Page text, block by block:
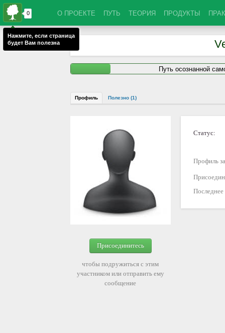
О ПРОЕКТЕ ПУТЬ ТЕОРИЯ ПРОДУКТЫ
Путь осознанной
Профиль Полезно (1)
Присоединитесь
чтобы подружиться с этим
участником или отправить ему
сообщение
Статус:
Профиль
Нажмите, если страница
будет Вам полезна